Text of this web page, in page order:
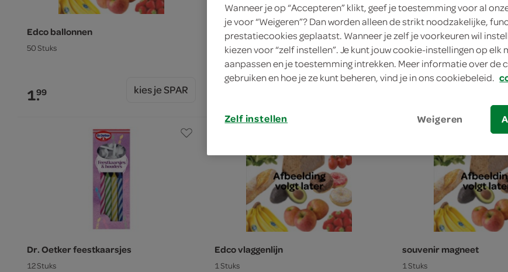
Edco ballonnen
50 Stuks
1.99 kies je SPAR
Duni inpakpapier
1 Stuks
Depa bierglas
12 Stuks
Dr. Oetker feestkaarsjes
12 Stuks
Edco vlaggenlijn
1 Stuks
souvenir magneet
1 Stuks
Wanneer je op “Accepteren” klikt, geef je toestemming voor al
je voor “Weigeren”? Dan worden alleen de strikt noodzakelijke,
prestatiecookies geplaatst. Wanneer je zelf je voorkeuren wil
kiezen voor “zelf instellen”. Je kunt jouw cookie-instellingen op elk
aanpassen en je toestemming intrekken. Meer informatie over de
gebruiken en hoe je ze kunt beheren, vind je in ons cookiebeleid.
Zelf instellen Weigeren